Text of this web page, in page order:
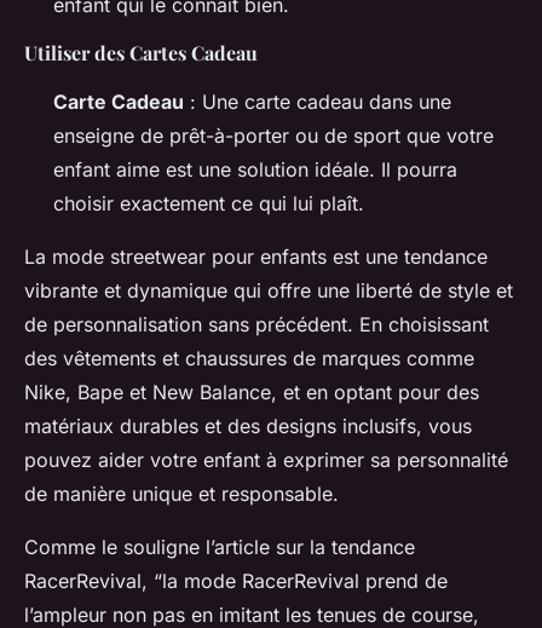
Utiliser des Cartes Cadeau
Carte Cadeau : Une carte cadeau dans une
enseigne de prêt-à-porter ou de sport que votre
enfant aime est une solution idéale. Il pourra
choisir exactement ce qui lui plaît.
La mode streetwear pour enfants est une tendance
vibrante et dynamique qui offre une liberté de style et
de personnalisation sans précédent. En choisissant
des vêtements et chaussures de marques comme
Nike, Bape et New Balance, et en optant pour des
matériaux durables et des designs inclusifs, vous
pouvez aider votre enfant à exprimer sa personnalité
de manière unique et responsable.
Comme le souligne l’article sur la tendance
RacerRevival, “la mode RacerRevival prend de
l’ampleur non pas en imitant les tenues de course,